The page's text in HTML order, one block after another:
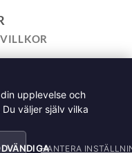
I SÖMNAD OCH
791 71 Falun Copyright
upplevelse och
väljer själv vilka
HANTERA